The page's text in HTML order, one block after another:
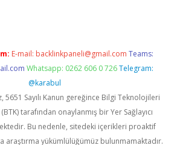
E-mail: backlinkpaneli@gmail.com Teams:
Whatsapp: 0262 606 0 726 Telegram:
@karabul
5651 Sayılı Kanun gereğince Bilgi Teknolojileri
tarafından onaylanmış bir Yer Sağlayıcı
Bu nedenle, sitedeki içerikleri proaktif
araştırma yükümlülüğümüz bulunmamaktadır.